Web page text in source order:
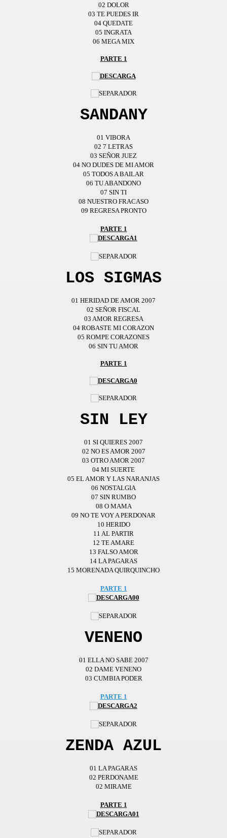
02 DOLOR
03 TE PUEDES IR
04 QUEDATE
05 INGRATA
06 MEGA MIX
PARTE 1
SANDANY
01 VIBORA
02 7 LETRAS
03 SEÑOR JUEZ
04 NO DUDES DE MI AMOR
05 TODOS A BAILAR
06 TU ABANDONO
07 SIN TI
08 NUESTRO FRACASO
09 REGRESA PRONTO
PARTE 1
LOS SIGMAS
01 HERIDAD DE AMOR 2007
02 SEÑOR FISCAL
03 AMOR REGRESA
04 ROBASTE MI CORAZON
05 ROMPE CORAZONES
06 SIN TU AMOR
PARTE 1
SIN LEY
01 SI QUIERES 2007
02 NO ES AMOR 2007
03 OTRO AMOR 2007
04 MI SUERTE
05 EL AMOR Y LAS NARANJAS
06 NOSTALGIA
07 SIN RUMBO
08 O MAMA
09 NO TE VOY A PERDONAR
10 HERIDO
11 AL PARTIR
12 TE AMARE
13 FALSO AMOR
14 LA PAGARAS
15 MORENADA QUIRQUINCHO
PARTE 1
VENENO
01 ELLA NO SABE 2007
02 DAME VENENO
03 CUMBIA PODER
PARTE 1
ZENDA AZUL
01 LA PAGARAS
02 PERDONAME
02 MIRAME
PARTE 1